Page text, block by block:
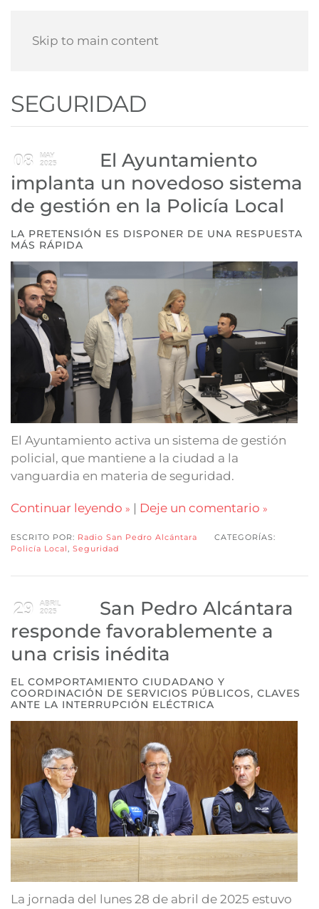
Skip to main content
SEGURIDAD
08
MAY
2025
El Ayuntamiento
implanta un novedoso sistema
de gestión en la Policía Local
LA PRETENSIÓN ES DISPONER DE UNA RESPUESTA
MÁS RÁPIDA
El Ayuntamiento activa un sistema de gestión
policial, que mantiene a la ciudad a la
vanguardia en materia de seguridad.
Continuar leyendo | Deje un comentario
ESCRITO POR: Radio San Pedro Alcántara
CATEGORÍAS:
Policía Local
Seguridad
29
ABRIL
2025
San Pedro Alcántara
responde favorablemente a
una crisis inédita
EL COMPORTAMIENTO CIUDADANO Y
COORDINACIÓN DE SERVICIOS PÚBLICOS, CLAVES
ANTE LA INTERRUPCIÓN ELÉCTRICA
La jornada del lunes 28 de abril de 2025 estuvo